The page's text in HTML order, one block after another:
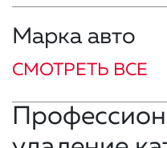
Марка авто
СМОТРЕТЬ ВСЕ